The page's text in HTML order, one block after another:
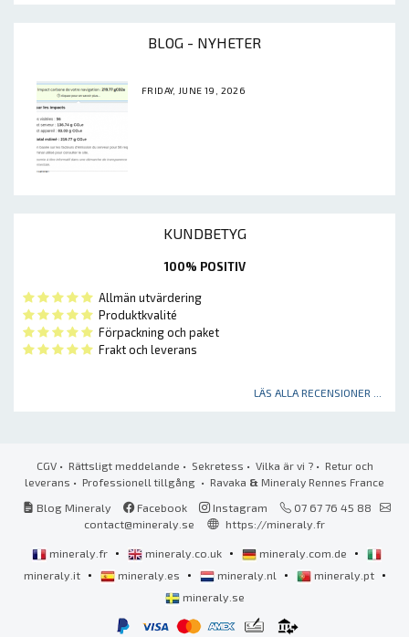
BLOG - NYHETER
FRIDAY, JUNE 19, 2026
KUNDBETYG
100% POSITIV
Allmän utvärdering
Produktkvalité
Förpackning och paket
Frakt och leverans
LÄS ALLA RECENSIONER ...
CGV• Rättsligt meddelande • Sekretess • Vilka är vi ?• Retur och
leverans • Professionell tillgång • Ravaka & Mineraly Rennes France
Blog Mineraly
Facebook Instagram
07 67 76 45 88
contact@mineraly.se
https://mineraly.fr
mineraly.fr • mineraly.co.uk • mineraly.com.de •
mineraly.it • mineraly.es • mineraly.nl • mineraly.pt •
mineraly.se